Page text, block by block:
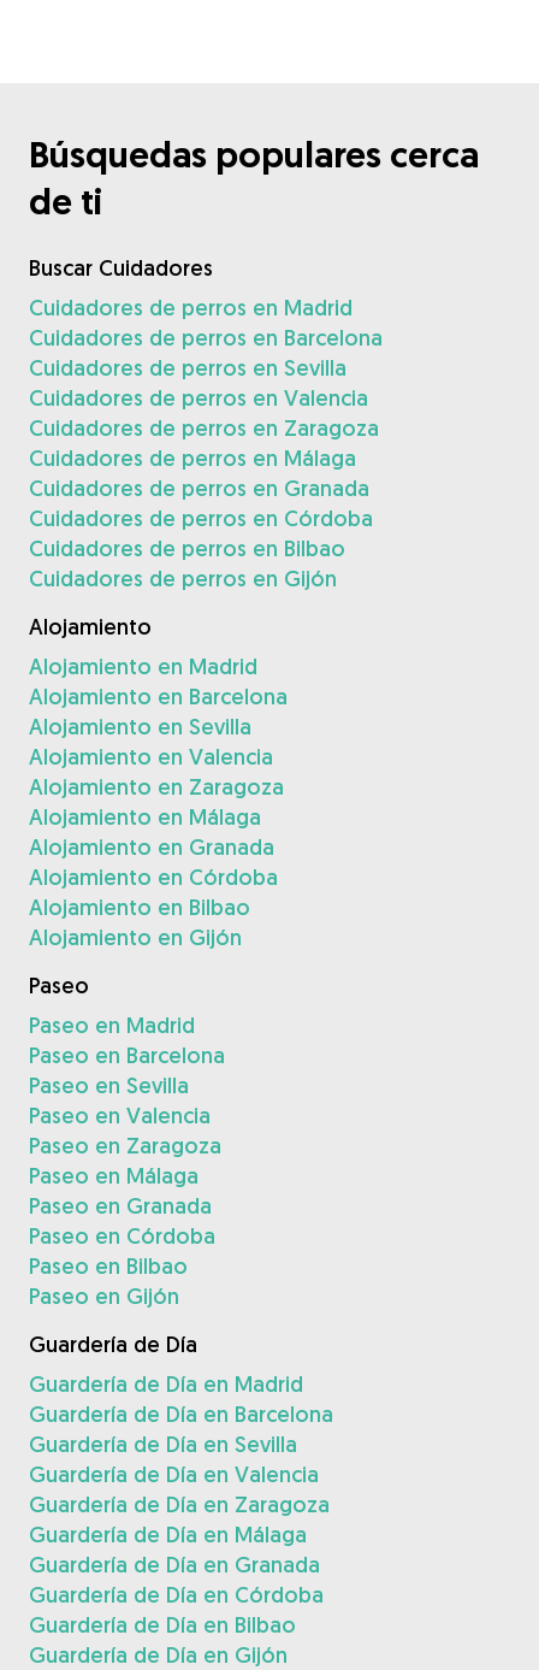
Búsquedas populares cerca
de ti
Buscar Cuidadores
Cuidadores de perros en Madrid
Cuidadores de perros en Barcelona
Cuidadores de perros en Sevilla
Cuidadores de perros en Valencia
Cuidadores de perros en Zaragoza
Cuidadores de perros en Málaga
Cuidadores de perros en Granada
Cuidadores de perros en Córdoba
Cuidadores de perros en Bilbao
Cuidadores de perros en Gijón
Alojamiento
Alojamiento en Madrid
Alojamiento en Barcelona
Alojamiento en Sevilla
Alojamiento en Valencia
Alojamiento en Zaragoza
Alojamiento en Málaga
Alojamiento en Granada
Alojamiento en Córdoba
Alojamiento en Bilbao
Alojamiento en Gijón
Paseo
Paseo en Madrid
Paseo en Barcelona
Paseo en Sevilla
Paseo en Valencia
Paseo en Zaragoza
Paseo en Málaga
Paseo en Granada
Paseo en Córdoba
Paseo en Bilbao
Paseo en Gijón
Guardería de Día
Guardería de Día en Madrid
Guardería de Día en Barcelona
Guardería de Día en Sevilla
Guardería de Día en Valencia
Guardería de Día en Zaragoza
Guardería de Día en Málaga
Guardería de Día en Granada
Guardería de Día en Córdoba
Guardería de Día en Bilbao
Guardería de Día en Gijón